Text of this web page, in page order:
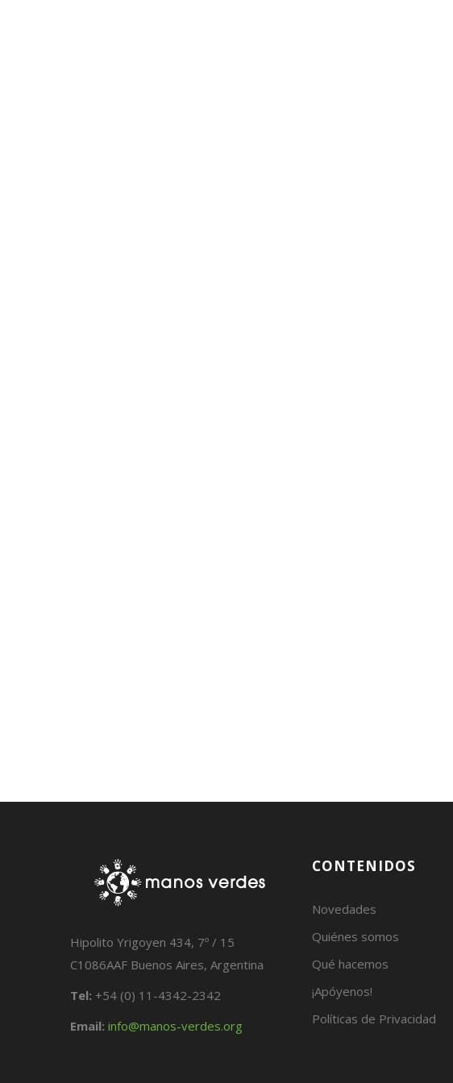
Hipolito Yrigoyen 434, 7º / 15
C1086AAF Buenos Aires, Argentina
Tel: +54 (0) 11-4342-2342
Email: info@manos-verdes.org
CONTENIDOS
Novedades
Quiénes somos
Qué hacemos
¡Apóyenos!
Políticas de Privacidad